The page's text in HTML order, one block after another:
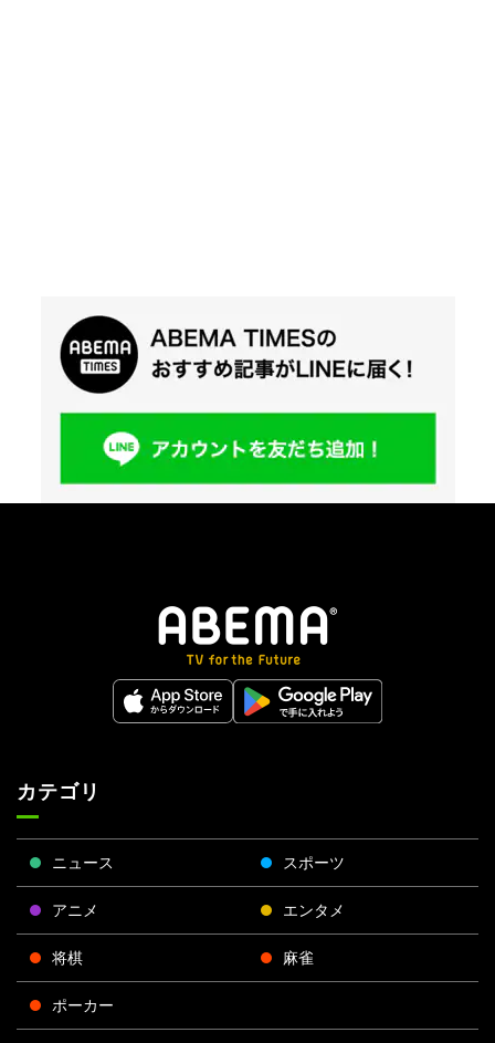
カテゴリ
ニュース スポーツ
アニメ エンタメ
将棋 麻雀
ポーカー